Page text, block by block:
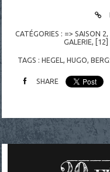
CATÉGORIES : => SAISON 2,
GALERIE,
TAGS : HEGEL HUGO
SHARE